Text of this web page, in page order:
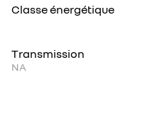
Classe énergétique
Transmission
NA